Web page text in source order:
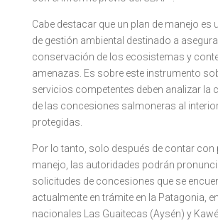
Cabe destacar que un plan de manejo es
de gestión ambiental destinado a
conservación de los ecosistemas y
amenazas. Es sobre este instrumento
servicios competentes deben analizar la
de las concesiones salmoneras al
protegidas.
Por lo tanto, solo después de contar con
manejo, las autoridades podrán
solicitudes de concesiones que se
actualmente en trámite en la Patagonia,
nacionales Las Guaitecas (Aysén) y